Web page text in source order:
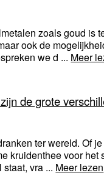
zoals goud is
ook de
we d ... Meer
de grote
ter wereld. Of
kruidenthee voor het
vra ... Meer lezen